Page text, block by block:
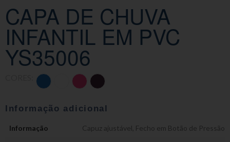
CAPA DE CHUVA
INFANTIL EM PVC
YS35006
Informação adicional
Informação Capuz ajustável Fecho em Botão de Pressão